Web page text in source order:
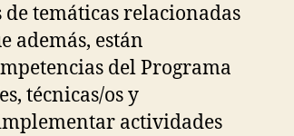
temáticas relacionadas
además, están
del Programa
técnicas/os y
actividades